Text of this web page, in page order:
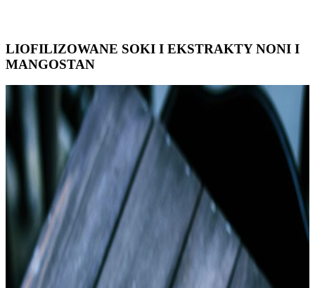
LIOFILIZOWANE SOKI I EKSTRAKTY NONI I
MANGOSTAN